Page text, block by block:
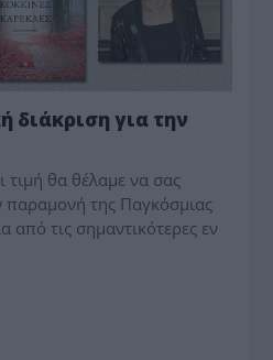
διάκριση για την
τιμή θα θέλαμε να σας
της Παγκόσμιας
από τις σημαντικότερες εν